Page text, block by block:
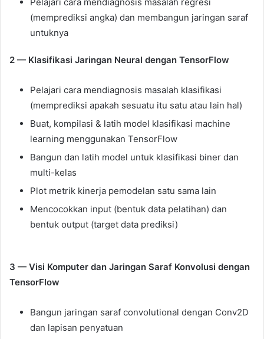
(memprediksi angka) dan membangun jaringan saraf
untuknya
2 — Klasifikasi Jaringan Neural dengan TensorFlow
Pelajari cara mendiagnosis masalah klasifikasi
(memprediksi apakah sesuatu itu satu atau lain hal)
Buat, kompilasi & latih model klasifikasi machine
learning menggunakan TensorFlow
Bangun dan latih model untuk klasifikasi biner dan
multi-kelas
Plot metrik kinerja pemodelan satu sama lain
Mencocokkan input (bentuk data pelatihan) dan
bentuk output (target data prediksi)
3 — Visi Komputer dan Jaringan Saraf Konvolusi dengan
TensorFlow
Bangun jaringan saraf convolutional dengan Conv2D
dan lapisan penyatuan